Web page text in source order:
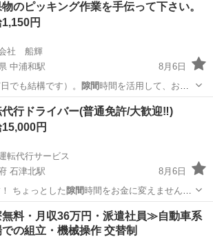
のピッキング作業を手伝って下さい。
1,150円
社 船輝
中浦和駅
8月6日
でも結構です）。 隙間時間を活用して、お小
中浦和駅 仕分け
行ドライバー(普通免許/大歓迎‼️)
15,000円
転代行サービス
石津北駅
8月6日
ちょっとした 隙間時間をお金に変えません
北駅 運転代行 歩合
料・月収36万円・派遣社員≫自動車系
の組立・機械操作 交替制